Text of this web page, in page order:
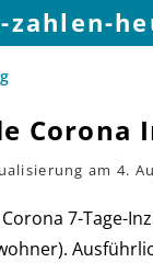
zahlen-
Corona
am 4.
7-Tage-